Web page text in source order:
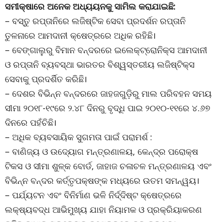
ସମୀକ୍ଷାରେ ଅନେକ ଅଧ୍ୟୟନକୁ ସାମିଲ କରାଯାଇଛି:
– ବସ୍ତୁ ରପ୍ତାନିରେ ଲଜିଷ୍ଟିକ ସେବା ପ୍ରଦର୍ଶନ ରପ୍ତାନି
ତୁଳନାରେ ଆମଦାନୀ କ୍ଷେତ୍ରରେ ଅଧିକ ରହିଛି।
– ବେଙ୍ଗାଲୁରୁ ବିମାନ ବନ୍ଦରରେ ଇଲେକ୍ଟ୍ରୋନିକ୍ସ ଆମଦାନୀ
ଓ ରପ୍ତାନି ବ୍ୟବସ୍ଥା ଭାରତର ବିଶ୍ୱସ୍ତରୀୟ ଲଜିଷ୍ଟିକ୍ସ
ସେବାକୁ ପ୍ରଦର୍ଶିତ କରିଛି।
– ଦେଶର ବିଭିନ୍ନ ବନ୍ଦରରେ ଜାହଜଗୁଡ଼ିରୁ ମାଲ ପରିବହନ ସମୟ
ସୀମା ୨୦୧୮-୧୯ରେ ୨.୪୮ ଦିନରୁ ବୃଦ୍ଧି ପାଇ ୨୦୧୦-୧୧ରେ ୪.୬୭
ଦିନରେ ପହଁଚିଛି।
– ଅଧିକ ବ୍ୟବସାୟିକ ସୁଗମତା ପାଇଁ ପରାମର୍ଶ :
– ବାଣିଜ୍ୟ ଓ ଉଦ୍ୟୋଗ ମନ୍ତ୍ରଣାଳୟ, କେନ୍ଦ୍ର ପରୋକ୍ଷ
ଟିକସ ଓ ସୀମା ଶୁଳ୍କ ବୋର୍ଡ, ଜାହାଜ ଚଳାଚଳ ମନ୍ତ୍ରଣାଳୟ ଏବଂ
ବିଭିନ୍ନ ବନ୍ଦର କର୍ତ୍ତୃପକ୍ଷଙ୍କ ମଧ୍ୟରେ ଉତମ ସମନ୍ୱୟ।
– ପର୍ଯ୍ୟଟନ ଏବଂ ବିନିର୍ମାଣ ଭଳି ନିର୍ଦ୍ଦିଷ୍ଟ କ୍ଷେତ୍ରରେ
ଲକ୍ଷ୍ୟବଦ୍ଧ ଆଭିମୁଖ୍ୟ ଯାହା ନିୟାମକ ଓ ପ୍ରକ୍ରିୟାକରଣ